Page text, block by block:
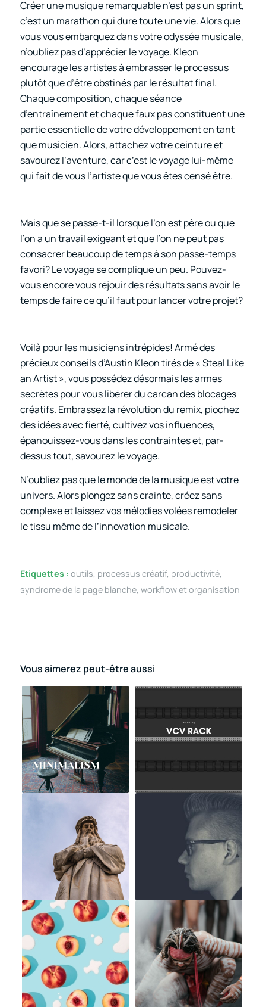
Créer une musique remarquable n’est pas un sprint,
c’est un marathon qui dure toute une vie. Alors que
vous vous embarquez dans votre odyssée musicale,
n’oubliez pas d’apprécier le voyage. Kleon
encourage les artistes à embrasser le processus
plutôt que d’être obstinés par le résultat final.
Chaque composition, chaque séance
d’entraînement et chaque faux pas constituent une
partie essentielle de votre développement en tant
que musicien. Alors, attachez votre ceinture et
savourez l’aventure, car c’est le voyage lui-même
qui fait de vous l’artiste que vous êtes censé être.
Mais que se passe-t-il lorsque l’on est père ou que
l’on a un travail exigeant et que l’on ne peut pas
consacrer beaucoup de temps à son passe-temps
favori? Le voyage se complique un peu. Pouvez-
vous encore vous réjouir des résultats sans avoir le
temps de faire ce qu’il faut pour lancer votre projet?
Voilà pour les musiciens intrépides! Armé des
précieux conseils d’Austin Kleon tirés de « Steal Like
an Artist », vous possédez désormais les armes
secrètes pour vous libérer du carcan des blocages
créatifs. Embrassez la révolution du remix, piochez
des idées avec fierté, cultivez vos influences,
épanouissez-vous dans les contraintes et, par-
dessus tout, savourez le voyage.
N’oubliez pas que le monde de la musique est votre
univers. Alors plongez sans crainte, créez sans
complexe et laissez vos mélodies volées remodeler
le tissu même de l’innovation musicale.
Etiquettes : outils, processus créatif, productivité,
syndrome de la page blanche, workflow et organisation
Vous aimerez peut-être aussi